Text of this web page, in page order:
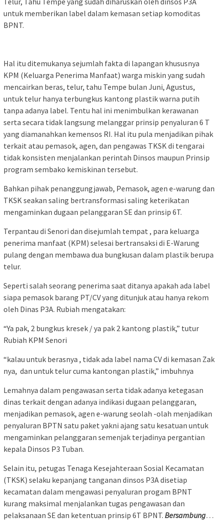
untuk memberikan label dalam kemasan setiap komoditas
BPNT.
Hal itu ditemukanya sejumlah fakta di lapangan khususnya
KPM (Keluarga Penerima Manfaat) warga miskin yang sudah
mencairkan beras, telur, tahu Tempe bulan Juni, Agustus,
untuk telur hanya terbungkus kantong plastik warna putih
tanpa adanya label. Tentu hal ini menimbulkan kerawanan
serta secara tidak langsung melanggar prinsip penyaluran 6 T
yang diamanahkan kemensos RI. Hal itu pula menjadikan pihak
terkait atau pemasok, agen, dan pengawas TKSK di tengarai
tidak konsisten menjalankan perintah Dinsos maupun Prinsip
program sembako kemiskinan tersebut.
Bahkan pihak penanggungjawab, Pemasok, agen e-warung dan
TKSK seakan saling bertransformasi saling keterikatan
mengaminkan dugaan pelanggaran SE dan prinsip 6T.
Terpantau di Senori dan disejumlah tempat , para keluarga
penerima manfaat (KPM) selesai bertransaksi di E-Warung
pulang dengan membawa dua bungkusan dalam plastik berupa
telur.
Seperti salah seorang penerima saat ditanya apakah ada label
siapa pemasok barang PT/CV yang ditunjuk atau hanya rekom
oleh Dinas P3A. Rubiah mengatakan:
“Ya pak, 2 bungkus kresek / ya pak 2 kantong plastik,” tutur
Rubiah KPM Senori
“kalau untuk berasnya , tidak ada label nama CV di kemasan Zak
nya, dan untuk telur cuma kantongan plastik,” imbuhnya
Lemahnya dalam pengawasan serta tidak adanya ketegasan
dinas terkait dengan adanya indikasi dugaan pelanggaran,
menjadikan pemasok, agen e-warung seolah -olah menjadikan
penyaluran BPTN satu paket yakni ajang satu kesatuan untuk
mengaminkan pelanggaran semenjak terjadinya pergantian
kepala Dinsos P3 Tuban.
Selain itu, petugas Tenaga Kesejahteraan Sosial Kecamatan
(TKSK) selaku kepanjang tanganan dinsos P3A disetiap
kecamatan dalam mengawasi penyaluran progam BPNT
kurang maksimal menjalankan tugas pengawasan dan
pelaksanaan SE dan ketentuan prinsip 6T BPNT. Bersambung…